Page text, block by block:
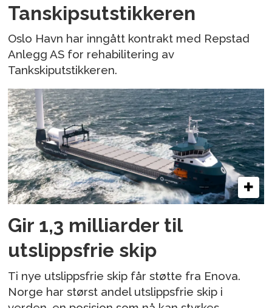
Tanskipsutstikkeren
Oslo Havn har inngått kontrakt med Repstad
Anlegg AS for rehabilitering av
Tankskiputstikkeren.
Gir 1,3 milliarder til
utslippsfrie skip
Ti nye utslippsfrie skip får støtte fra Enova.
Norge har størst andel utslippsfrie skip i